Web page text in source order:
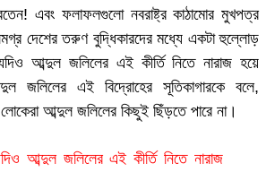
এবং ফলাফলগুলো নবরাষ্ট্র কাঠামোর মুখপত্র
দেশের তরুণ বুদ্ধিকারদের মধ্যে একটা হুল্লোড়
আব্দুল জলিলের এই কীর্তি নিতে নারাজ হয়ে
জলিলের এই বিদ্রোহের সূতিকাগারকে বলে,
লোকেরা আব্দুল জলিলের কিছুই ছিঁড়তে পারে না।
আব্দুল জলিলের এই কীর্তি নিতে নারাজ